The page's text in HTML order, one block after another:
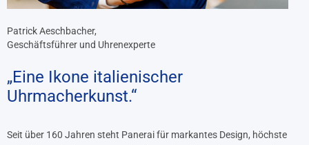
Patrick Aeschbacher,
Geschäftsführer und Uhrenexperte
„Eine Ikone italienischer
Uhrmacherkunst.“
Seit über 160 Jahren steht Panerai für markantes Design, höchste